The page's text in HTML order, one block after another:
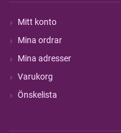
Mitt konto
Mina ordrar
Mina adresser
Varukorg
Önskelista